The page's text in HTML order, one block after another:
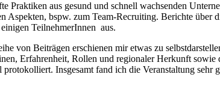
Prak­ti­ken aus gesund und schnell wach­sen­den
Aspek­ten, bspw. zum Team-Recrui­ting. Berich­te
Teil­neh­me­rIn­nen aus.
von Bei­trä­gen erschie­nen mir etwas zu
Erfah­ren­heit, Rol­len und regio­na­ler Her­kunft
pro­to­kol­liert. Ins­ge­samt fand ich die Ver­an­stal­tung